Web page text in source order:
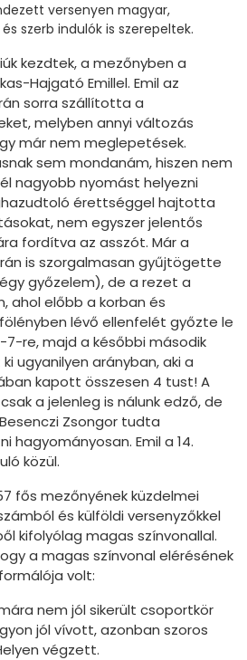
versenyen magyar,
szerb indulók is szerepeltek.
kezdtek, a mezőnyben a
Hajgató Emillel. Emil az
sorra szállította a
melyben annyi változás
már nem meglepetések.
sem mondanám, hiszen nem
nagyobb nyomást helyezni
érettséggel hajtotta
nem egyszer jelentős
fordítva az asszót. Már a
is szorgalmasan gyűjtögette
győzelem), de a rezet a
ahol előbb a korban és
lévő ellenfelét győzte le
7-re, majd a későbbi második
ugyanilyen arányban, aki a
kapott összesen 4 tust! A
a jelenleg is nálunk edző, de
Zsongor tudta
hagyományosan. Emil a 14.
közül.
fős mezőnyének küzdelmei
és külföldi versenyzőkkel
kifolyólag magas színvonallal.
a magas színvonal elérésének
volt:
nem jól sikerült csoportkör
jól vívott, azonban szoros
végzett.